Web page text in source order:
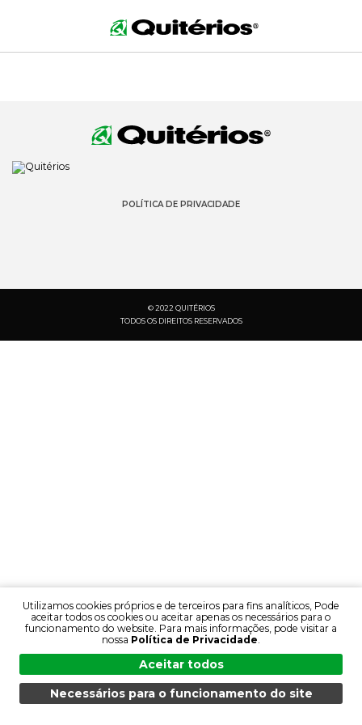
POLÍTICA DE PRIVACIDADE
© 2022 QUITÉRIOS
TODOS OS DIREITOS RESERVADOS
MENU PESQUISA PRODUTOS PT
Utilizamos cookies próprios e de terceiros para fins analíticos, Pode
aceitar todos os cookies ou aceitar apenas os necessários para o
funcionamento do website. Para mais informações, pode visitar a
nossa Política de Privacidade.
Aceitar todos
Necessários para o funcionamento do site